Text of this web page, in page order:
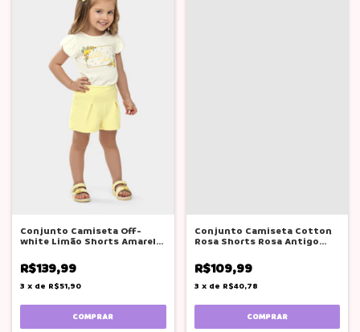
Conjunto Camiseta Off-
white Limão Shorts Amarelo
R$139,99
3 x de R$51,90
COMPRAR
Conjunto Camiseta Cotton
Rosa Shorts Rosa Antigo
R$109,99
3 x de R$40,78
COMPRAR